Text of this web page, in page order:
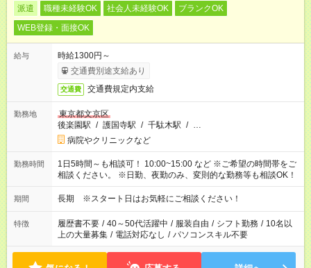
派遣 職種未経験OK 社会人未経験OK
ブランクOK
WEB登録・面接OK
給与
時給1300円～
交通費別途支給あり
交通費 交通費規定内支給
勤務地
東京都文京区
後楽園駅 / 護国寺駅 / 千駄木駅 / …
病院やクリニックなど
勤務時間
1日5時間～も相談可！ 10:00~15:00 など ※ご希望の時間帯をご
相談ください。 ※日勤、夜勤のみ、変則的な勤務等も相談OK！
期間 長期 ※スタート日はお気軽にご相談ください！
特徴 履歴書不要 / 40～50代活躍中 / 服装自由 / シフト勤務 / 10名以
上の大量募集 / 電話対応なし / パソコンスキル不要